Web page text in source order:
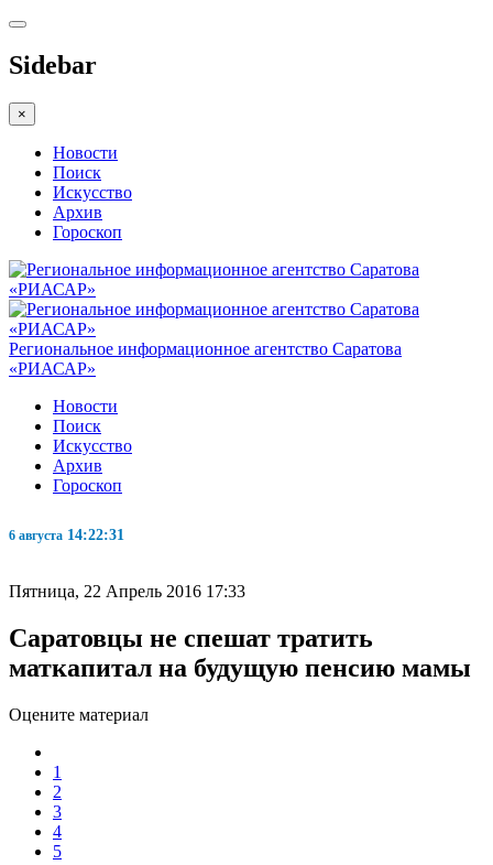
Sidebar
×
Новости
Поиск
Искусство
Архив
Гороскоп
Региональное информационное агентство Саратова
«РИАСАР»
Новости
Поиск
Искусство
Архив
Гороскоп
6 августа 14:22:32
Пятница, 22 Апрель 2016 17:33
Саратовцы не спешат тратить
маткапитал на будущую пенсию мамы
Оцените материал
1
2
3
4
5